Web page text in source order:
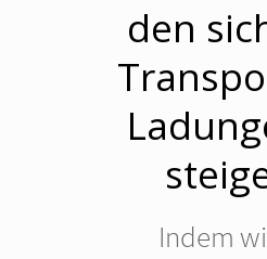
den
Indem